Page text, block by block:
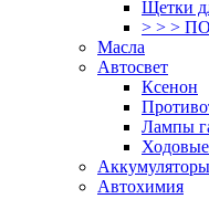
Щетки
> > >
Масла
Автосвет
Ксенон
Лампы
Аккумуляторы
Автохимия